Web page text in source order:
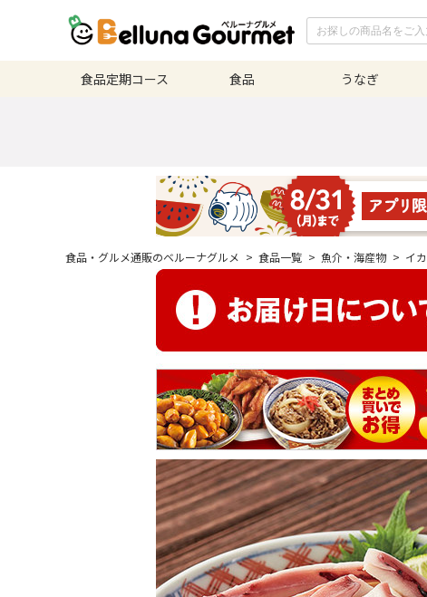
食品定期コース 食品 うなぎ
食品・グルメ通販のベルーナグルメ > 食品一覧 > 魚介・海産物 > イカ